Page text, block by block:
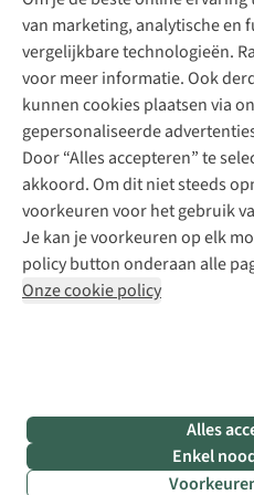
van marketing, analytische en
vergelijkbare technologieën.
voor meer informatie. Ook
kunnen cookies plaatsen via
gepersonaliseerde
Door “Alles accepteren” te
akkoord. Om dit niet steeds
voorkeuren voor het gebruik
Je kan je voorkeuren op elk
policy button onderaan alle
Onze cookie policy
Alles
Enkel
Schoenherstelling
Kledingherstelling
Retouches
Voor bedrijven
Explore Camp
Gear Check
Inspiratie & advies
Meld je aan voor de
Disclaimer Privacy Policy